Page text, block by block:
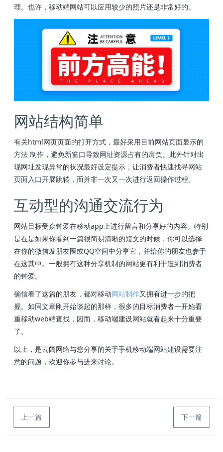
理。也许，移动端网站可以应用较少的照片还是非常好的。
网站结构简单
有关html网页页面的打开方式，最好采用目前网站页面显示的
方法 制作，避免新窗口导致网址资源占有的肩负。此外针对出
现网址发现异常的状况最好设定提示，让消费者快速找寻网站
页面入口开展跳转，而并非一次又一次进行返回操作过程。
互动型的沟通交流行为
网站目标受众钟爱在移动app上进行留言和分享好的内容。特别
是在是如果你看到一篇很简易清晰的短文的时候，你可以选择
在你的微信发朋友圈或QQ空间中分亨它，并给你的朋友也参于
在这其中。一般拥有这种分享机制的网站更有利于遭到消费者
的钟爱。
确信看了这篇的朋友，都对移动网站制作又拥有进一步的把
握。如同文章刚开始谈起的那样，很多的目标消费者一开始看
重移动web端查找，因而，移动端建设网站就看起来十分重要
了。
以上，是云阔网络与您分享的关于手机移动端网站建设需要注
意的问题，欢迎你参与进来讨论。
上一篇 下一篇